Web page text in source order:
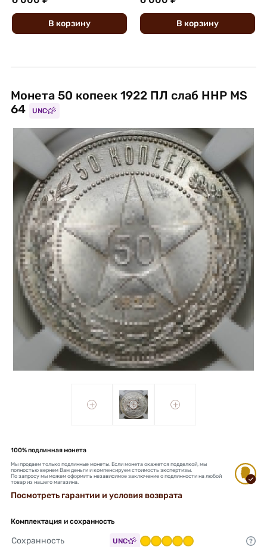
В корзину В корзину
Монета 50 копеек 1922 ПЛ слаб ННР MS
64
UNC
+ + +
100% подлинная монета
Мы продаем только подлинные монеты. Если монета окажется подделкой, мы
полностью вернем Вам деньги и компенсируем стоимость экспертизы.
По запросу мы можем оформить независимое заключение о подлинности на любой
товар из нашего магазина.
Посмотреть гарантии и условия возврата
Комплектация и сохранность
Сохранность UNC